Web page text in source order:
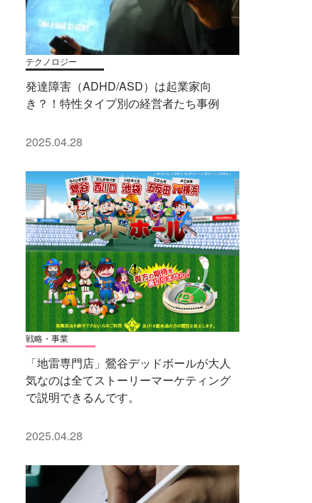
テクノロジー
発達障害（ADHD/ASD）は起業家向
き？！特性タイプ別の経営者たち事例
2025.04.28
戦略・事業
「地雷専門店」鶯谷デッドボールが大人
気なのは全てストーリーマーケティング
で説明できるんです。
2025.04.28